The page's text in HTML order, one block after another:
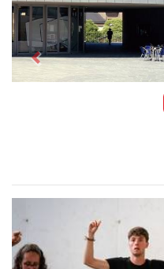
Previous